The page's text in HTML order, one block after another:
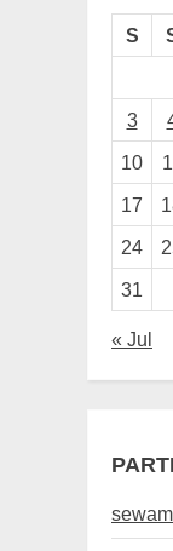
S
3
10
17
24
31
« Jul